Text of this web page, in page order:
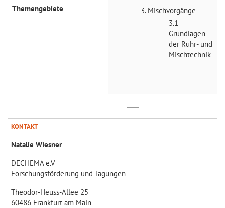
Themengebiete
3. Mischvorgänge
3.1
Grundlagen
der Rühr- und
Mischtechnik
KONTAKT
Natalie Wiesner
DECHEMA e.V
Forschungsförderung und Tagungen
Theodor-Heuss-Allee 25
60486 Frankfurt am Main